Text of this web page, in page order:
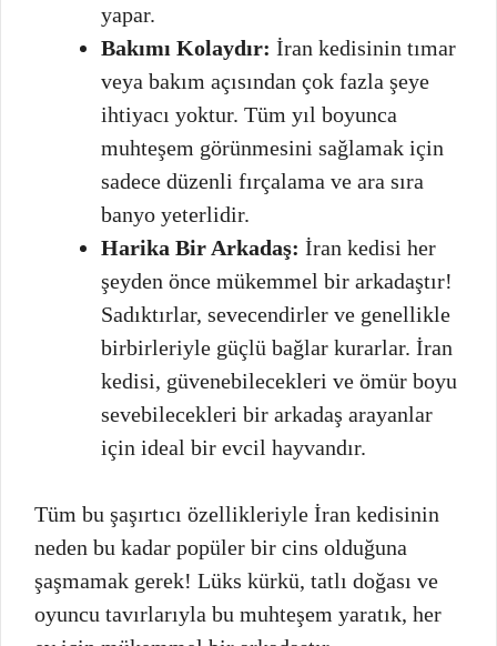
yapar.
Bakımı Kolaydır: İran kedisinin tımar
veya bakım açısından çok fazla şeye
ihtiyacı yoktur. Tüm yıl boyunca
muhteşem görünmesini sağlamak için
sadece düzenli fırçalama ve ara sıra
banyo yeterlidir.
Harika Bir Arkadaş: İran kedisi her
şeyden önce mükemmel bir arkadaştır!
Sadıktırlar, sevecendirler ve genellikle
birbirleriyle güçlü bağlar kurarlar. İran
kedisi, güvenebilecekleri ve ömür boyu
sevebilecekleri bir arkadaş arayanlar
için ideal bir evcil hayvandır.
Tüm bu şaşırtıcı özellikleriyle İran kedisinin
neden bu kadar popüler bir cins olduğuna
şaşmamak gerek! Lüks kürkü, tatlı doğası ve
oyuncu tavırlarıyla bu muhteşem yaratık, her